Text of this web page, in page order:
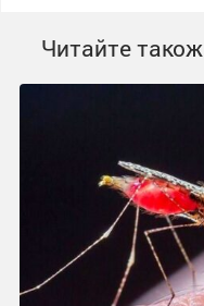
Читайте також